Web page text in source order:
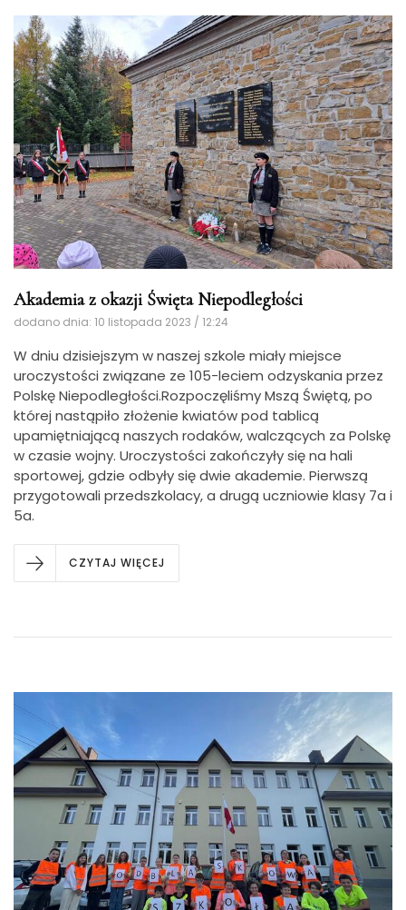
Akademia z okazji Święta Niepodległości
dodano dnia: 10 listopada 2023 / 12:24
W dniu dzisiejszym w naszej szkole miały miejsce
uroczystości związane ze 105-leciem odzyskania przez
Polskę Niepodległości.Rozpoczęliśmy Mszą Świętą, po
której nastąpiło złożenie kwiatów pod tablicą
upamiętniającą naszych rodaków, walczących za Polskę
w czasie wojny. Uroczystości zakończyły się na hali
sportowej, gdzie odbyły się dwie akademie. Pierwszą
przygotowali przedszkolacy, a drugą uczniowie klasy 7a i
5a.
CZYTAJ WIĘCEJ